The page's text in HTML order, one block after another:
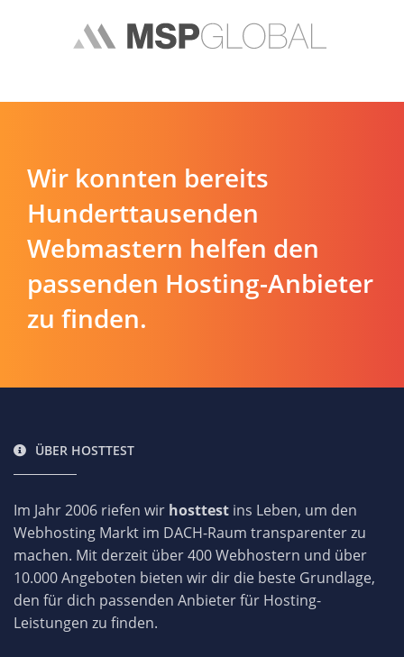
Wir konnten bereits
Hunderttausenden
Webmastern helfen den
passenden Hosting-Anbieter
zu finden.
ÜBER HOSTTEST
Im Jahr 2006 riefen wir hosttest ins Leben, um den
Webhosting Markt im DACH-Raum transparenter zu
machen. Mit derzeit über 400 Webhostern und über
10.000 Angeboten bieten wir dir die beste Grundlage,
den für dich passenden Anbieter für Hosting-
Leistungen zu finden.